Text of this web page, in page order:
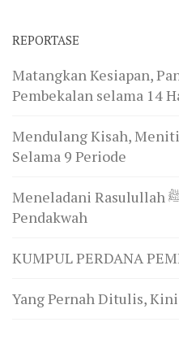
REPORTASE
Matangkan Kesiapan,
Pembekalan selama 14
Mendulang Kisah,
Selama 9 Periode
Meneladani Rasulullah ﷺ dalam Mengutus Para
Pendakwah
KUMPUL PERDANA
Yang Pernah Ditulis,